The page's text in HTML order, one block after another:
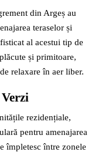
din Argeș au
teraselor și
al acestui tip de
și primitoare,
relaxare în aer liber.
rezidențiale,
pentru amenajarea
împletesc între zonele